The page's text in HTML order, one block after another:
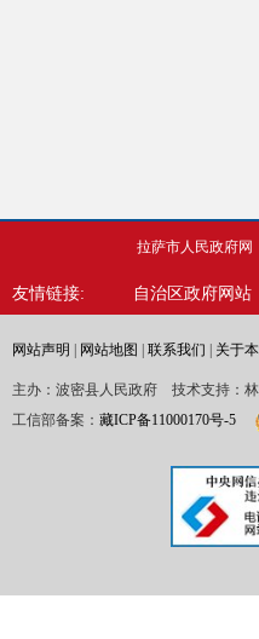
拉萨市人民政府网
友情链接: 自治区政府网站
网站声明 网站地图 联系我们 关于
主办：波密县人民政府 技术支持：
工信部备案： 藏ICP备11000170号-5